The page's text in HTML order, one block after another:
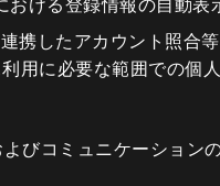
おける登録情報の自動表
携したアカウント照合
用に必要な範囲での個
びコミュニケーション